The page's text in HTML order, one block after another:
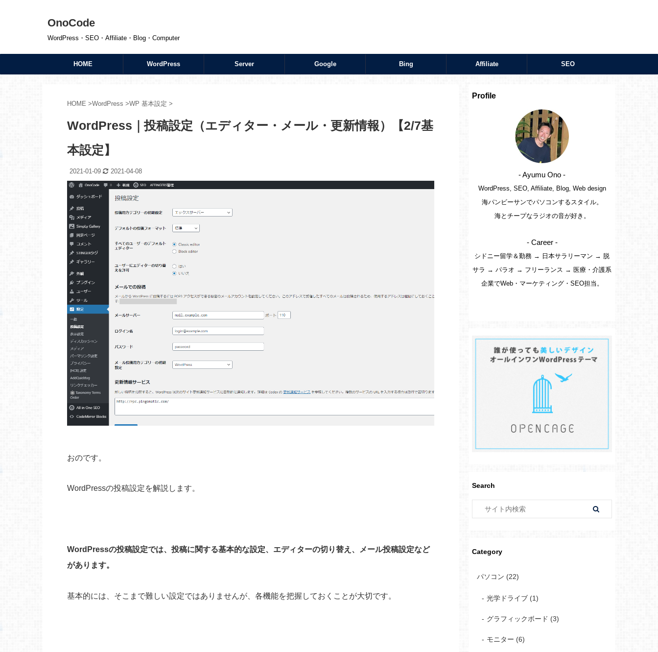
OnoCode
WordPress・SEO・Affiliate・Blog・Computer
HOME WordPress Server Google Bing Affiliate SEO
HOME >WordPress >WP 基本設定 >
WordPress｜投稿設定（エディター・メール・更新情報）【2/7基
本設定】
2021-01-09 2021-04-08
おのです。
WordPressの投稿設定を解説します。
WordPressの投稿設定では、投稿に関する基本的な設定、エディターの切り替え、メール投稿設定など
があります。
基本的には、そこまで難しい設定ではありませんが、各機能を把握しておくことが大切です。
Profile
- Ayumu Ono -
WordPress, SEO, Affiliate, Blog, Web design
海パンビーサンでパソコンするスタイル。
海とチープなラジオの音が好き。
- Career -
シドニー留学＆勤務 → 日本サラリーマン → 脱
サラ → パラオ → フリーランス → 医療・介護系
企業でWeb・マーケティング・SEO担当。
Search
Category
パソコン (22)
光学ドライブ (1)
グラフィックボード (3)
モニター (6)